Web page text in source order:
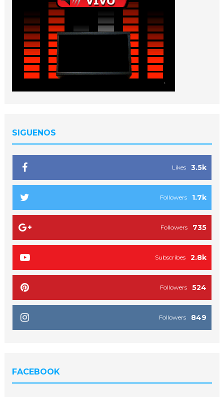
SIGUENOS
3.5k
Likes
1.7k
Followers
735
Followers
2.8k
Subscribes
524
Followers
849
Followers
FACEBOOK